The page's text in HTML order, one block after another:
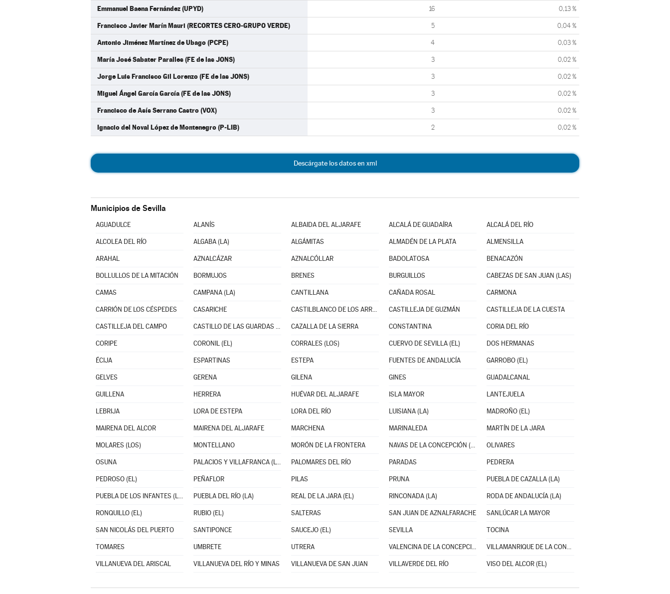
Emmanuel Baena Fernández (UPYD) 16 0,13 %
Francisco Javier Marín Mauri (RECORTES CERO-GRUPO VERDE) 5 0,04 %
Antonio Jiménez Martínez de Ubago (PCPE) 4 0,03 %
María José Sabater Paralles (FE de las JONS) 3 0,02 %
Jorge Luis Francisco Gil Lorenzo (FE de las JONS) 3 0,02 %
Miguel Ángel García García (FE de las JONS) 3 0,02 %
Francisco de Asís Serrano Castro (VOX) 3 0,02 %
Ignacio del Noval López de Montenegro (P-LIB) 2 0,02 %
Descárgate los datos en xml
Municipios de Sevilla
AGUADULCE ALANÍS ALBAIDA DEL ALJARAFE ALCALÁ DE GUADAÍRA ALCALÁ DEL RÍO
ALCOLEA DEL RÍO ALGABA (LA) ALGÁMITAS ALMADÉN DE LA PLATA ALMENSILLA
ARAHAL AZNALCÁZAR AZNALCÓLLAR BADOLATOSA BENACAZÓN
BOLLULLOS DE LA MITACIÓN BORMUJOS BRENES BURGUILLOS CABEZAS DE SAN JUAN (LAS)
CAMAS CAMPANA (LA) CANTILLANA CAÑADA ROSAL CARMONA
CARRIÓN DE LOS CÉSPEDES CASARICHE CASTILBLANCO DE LOS ARROYOS CASTILLEJA DE GUZMÁN CASTILLEJA DE LA CUESTA
CASTILLEJA DEL CAMPO CASTILLO DE LAS GUARDAS (EL) CAZALLA DE LA SIERRA CONSTANTINA CORIA DEL RÍO
CORIPE CORONIL (EL) CORRALES (LOS) CUERVO DE SEVILLA (EL) DOS HERMANAS
ÉCIJA ESPARTINAS ESTEPA FUENTES DE ANDALUCÍA GARROBO (EL)
GELVES GERENA GILENA GINES GUADALCANAL
GUILLENA HERRERA HUÉVAR DEL ALJARAFE ISLA MAYOR LANTEJUELA
LEBRIJA LORA DE ESTEPA LORA DEL RÍO LUISIANA (LA) MADROÑO (EL)
MAIRENA DEL ALCOR MAIRENA DEL ALJARAFE MARCHENA MARINALEDA MARTÍN DE LA JARA
MOLARES (LOS) MONTELLANO MORÓN DE LA FRONTERA NAVAS DE LA CONCEPCIÓN (LAS) OLIVARES
OSUNA PALACIOS Y VILLAFRANCA (LOS) PALOMARES DEL RÍO PARADAS PEDRERA
PEDROSO (EL) PEÑAFLOR PILAS PRUNA PUEBLA DE CAZALLA (LA)
PUEBLA DE LOS INFANTES (LA) PUEBLA DEL RÍO (LA) REAL DE LA JARA (EL) RINCONADA (LA) RODA DE ANDALUCÍA (LA)
RONQUILLO (EL) RUBIO (EL) SALTERAS SAN JUAN DE AZNALFARACHE SANLÚCAR LA MAYOR
SAN NICOLÁS DEL PUERTO SANTIPONCE SAUCEJO (EL) SEVILLA TOCINA
TOMARES UMBRETE UTRERA VALENCINA DE LA CONCEPCIÓN VILLAMANRIQUE DE LA CONDESA
VILLANUEVA DEL ARISCAL VILLANUEVA DEL RÍO Y MINAS VILLANUEVA DE SAN JUAN VILLAVERDE DEL RÍO VISO DEL ALCOR (EL)